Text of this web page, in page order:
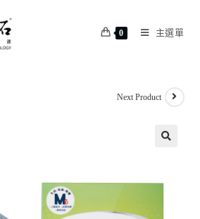
0 主選單
Next Product